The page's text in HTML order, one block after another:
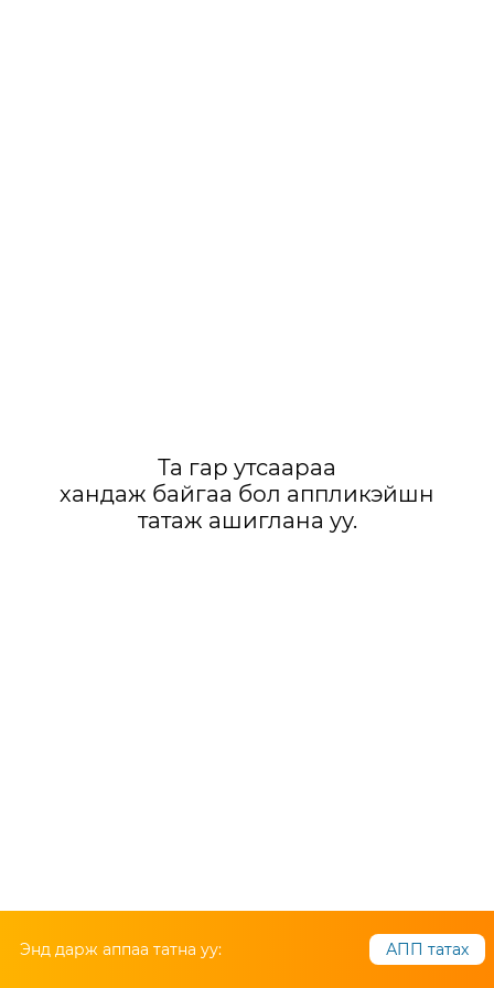
Та гар утсаараа
хандаж байгаа бол аппликэйшн
татаж ашиглана уу.
Энд дарж аппаа татна уу: АПП татах